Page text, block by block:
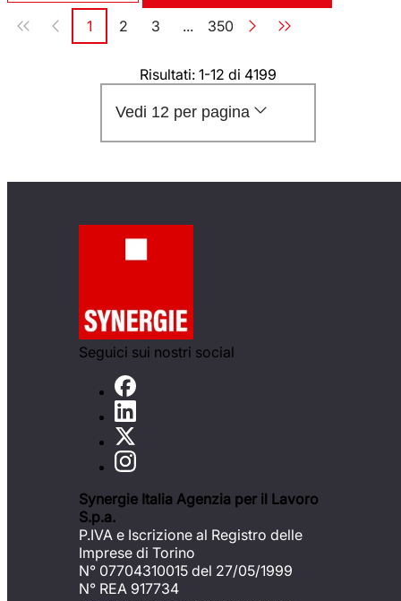
Paginazione
Pagina
1 Pagina
2 Pagina
3 ... Pagina
350
Risultati: 1-12 di 4199
Vedi 12 per pagina
Seguici sui nostri social
Synergie Italia Agenzia per il Lavoro
S.p.a.
P.IVA e Iscrizione al Registro delle
Imprese di Torino
N° 07704310015 del 27/05/1999
N° REA 917734